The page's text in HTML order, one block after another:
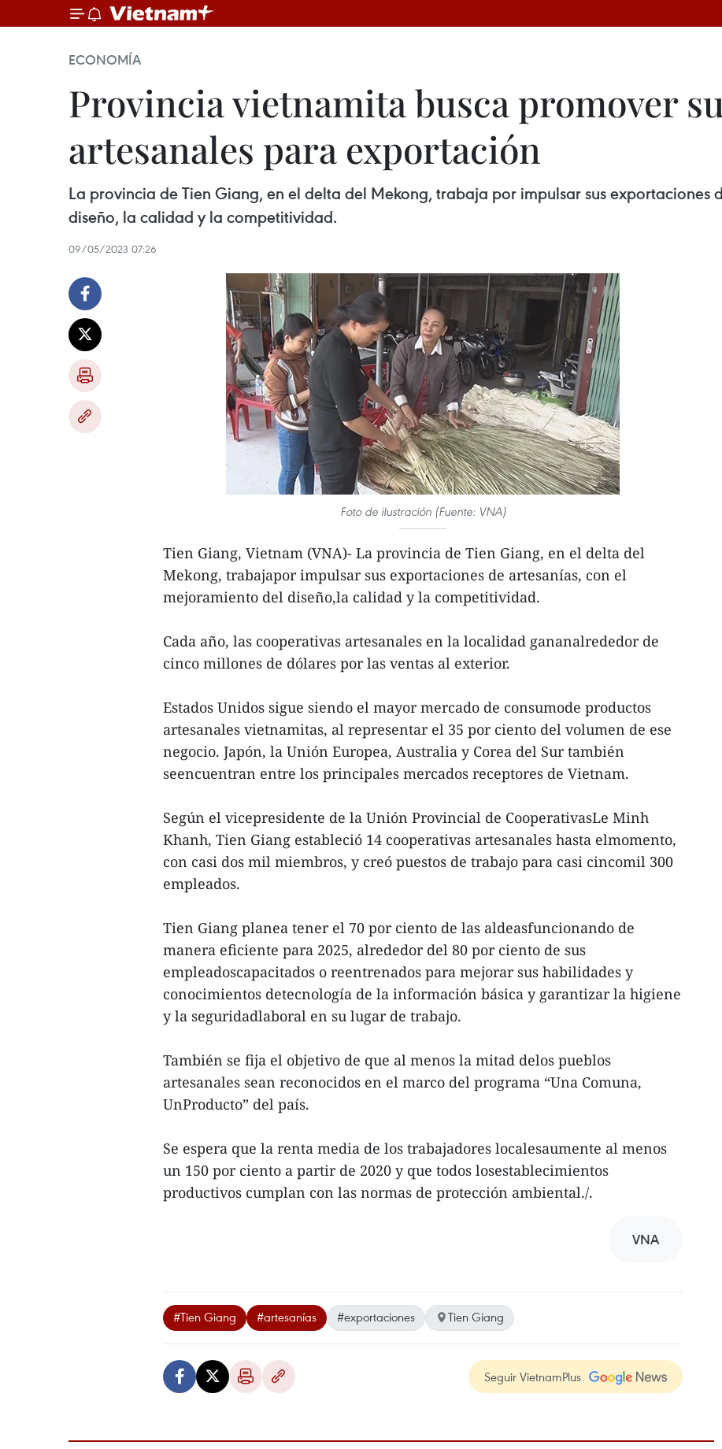
ECONOMÍA
Provincia vietnamita busca promover
artesanales para exportación
La provincia de Tien Giang, en el delta del Mekong, trabaja por impulsar sus exportaciones
diseño, la calidad y la competitividad.
09/05/2023 07:26
Foto de ilustración (Fuente: VNA)
Tien Giang, Vietnam (VNA)- La provincia de Tien Giang, en el delta del
Mekong, trabajapor impulsar sus exportaciones de artesanías, con el
mejoramiento del diseño,la calidad y la competitividad.
Cada año, las cooperativas artesanales en la localidad gananalrededor de
cinco millones de dólares por las ventas al exterior.
Estados Unidos sigue siendo el mayor mercado de consumode productos
artesanales vietnamitas, al representar el 35 por ciento del volumen de ese
negocio. Japón, la Unión Europea, Australia y Corea del Sur también
seencuentran entre los principales mercados receptores de Vietnam.
Según el vicepresidente de la Unión Provincial de CooperativasLe Minh
Khanh, Tien Giang estableció 14 cooperativas artesanales hasta elmomento,
con casi dos mil miembros, y creó puestos de trabajo para casi cincomil 300
empleados.
Tien Giang planea tener el 70 por ciento de las aldeasfuncionando de
manera eficiente para 2025, alrededor del 80 por ciento de sus
empleadoscapacitados o reentrenados para mejorar sus habilidades y
conocimientos detecnología de la información básica y garantizar la higiene
y la seguridadlaboral en su lugar de trabajo.
También se fija el objetivo de que al menos la mitad delos pueblos
artesanales sean reconocidos en el marco del programa “Una Comuna,
UnProducto” del país.
Se espera que la renta media de los trabajadores localesaumente al menos
un 150 por ciento a partir de 2020 y que todos losestablecimientos
productivos cumplan con las normas de protección ambiental./.
VNA
#Tien Giang #artesanías #exportaciones Tien Giang
Seguir VietnamPlus